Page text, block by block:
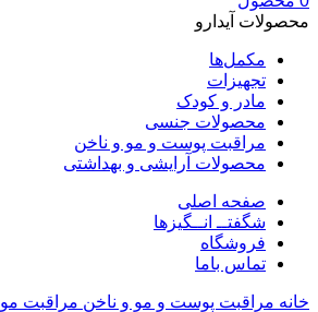
محصولات آیدارو
مکمل‌ها
تجهیزات
مادر و کودک
محصولات جنسی
مراقبت پوست و مو و ناخن
محصولات آرایشی و بهداشتی
صفحه اصلی
شگفتــ انــگیزها
فروشگاه
تماس باما
خانه مراقبت پوست و مو و ناخن مراقبت مو